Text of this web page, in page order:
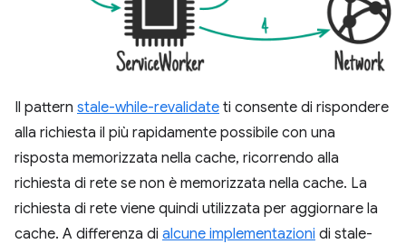
Il pattern stale-while-revalidate ti consente di rispondere
alla richiesta il più rapidamente possibile con una
risposta memorizzata nella cache, ricorrendo alla
richiesta di rete se non è memorizzata nella cache. La
richiesta di rete viene quindi utilizzata per aggiornare la
cache. A differenza di alcune implementazioni di stale-